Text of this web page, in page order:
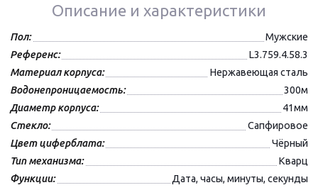
Описание и характеристики
Пол:
Мужские
Референс:
L3.759.4.58.3
Материал корпуса:
Нержавеющая сталь
Водонепроницаемость:
300м
Диаметр корпуса:
41мм
Стекло:
Сапфировое
Цвет циферблата:
Чёрный
Тип механизма:
Кварц
Функции:
Дата, часы, минуты, секунды